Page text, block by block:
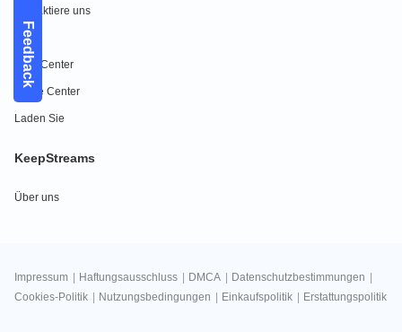
Feedback
Kontaktiere uns
FAQs
Hilfe-Center
Guide Center
Laden Sie
KeepStreams
Über uns
Impressum Haftungsausschluss DMCA Datenschutzbestimmungen
Cookies-Politik
Nutzungsbedingungen Einkaufspolitik Erstattungspolitik